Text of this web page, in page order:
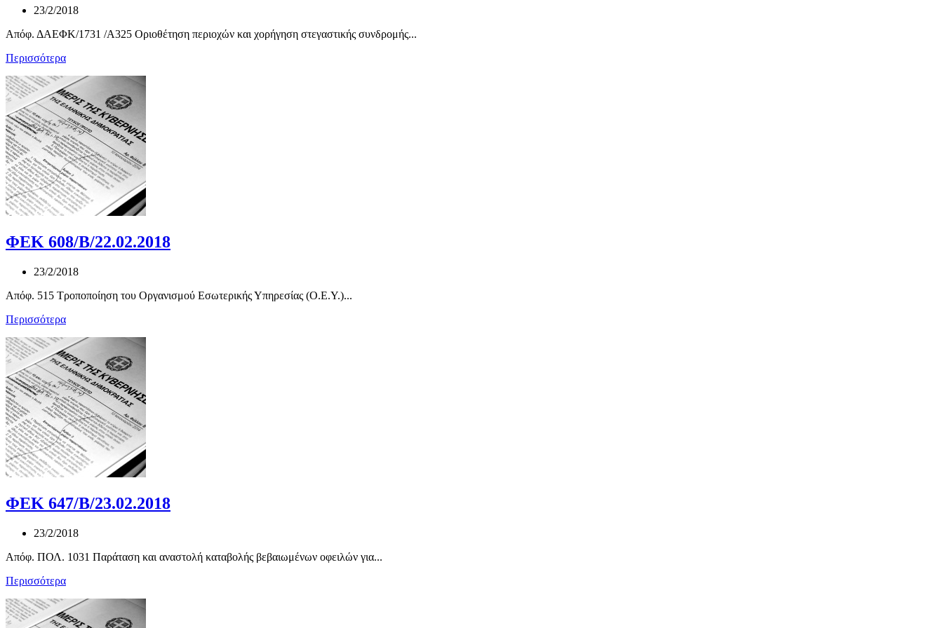
23/2/2018
Απόφ. ΔΑΕΦΚ/1731 /Α325 Οριοθέτηση περιοχών και χορήγηση στεγαστικής συνδρομής...
Περισσότερα
ΦΕΚ 608/Β/22.02.2018
23/2/2018
Απόφ. 515 Τροποποίηση του Οργανισμού Εσωτερικής Υπηρεσίας (Ο.Ε.Υ.)...
Περισσότερα
ΦΕΚ 647/Β/23.02.2018
23/2/2018
Απόφ. ΠΟΛ. 1031 Παράταση και αναστολή καταβολής βεβαιωμένων οφειλών για...
Περισσότερα